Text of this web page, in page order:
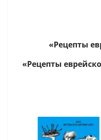
«Рецепты
«Рецепты